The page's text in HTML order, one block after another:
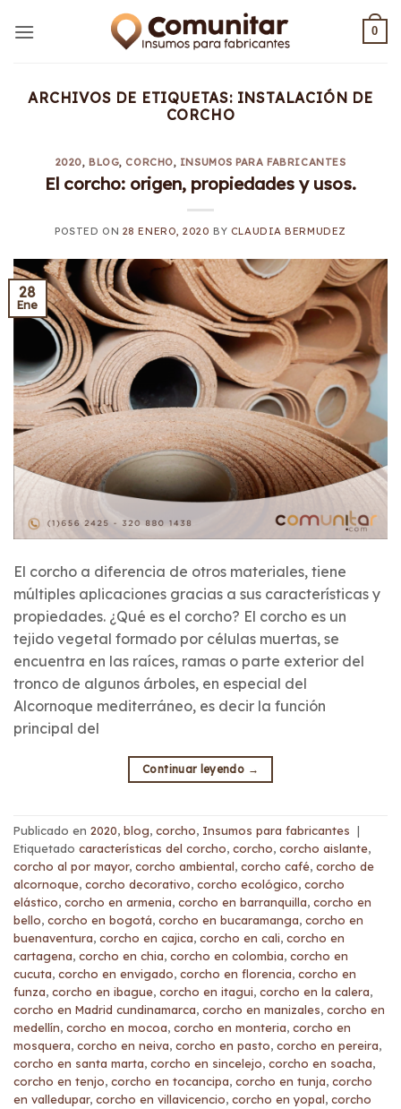
0
ARCHIVOS DE ETIQUETAS: INSTALACIÓN DE
CORCHO
2020, BLOG, CORCHO, INSUMOS PARA FABRICANTES
El corcho: origen, propiedades y usos.
POSTED ON 28 ENERO, 2020 BY CLAUDIA BERMUDEZ
28
Ene
El corcho a diferencia de otros materiales, tiene
múltiples aplicaciones gracias a sus características y
propiedades. ¿Qué es el corcho? El corcho es un
tejido vegetal formado por células muertas, se
encuentra en las raíces, ramas o parte exterior del
tronco de algunos árboles, en especial del
Alcornoque mediterráneo, es decir la función
principal del
Continuar leyendo →
Publicado en 2020, blog, corcho, Insumos para fabricantes |
Etiquetado características del corcho, corcho, corcho aislante,
corcho al por mayor, corcho ambiental, corcho café, corcho de
alcornoque, corcho decorativo, corcho ecológico, corcho
elástico, corcho en armenia, corcho en barranquilla, corcho en
bello, corcho en bogotá, corcho en bucaramanga, corcho en
buenaventura, corcho en cajica, corcho en cali, corcho en
cartagena, corcho en chia, corcho en colombia, corcho en
cucuta, corcho en envigado, corcho en florencia, corcho en
funza, corcho en ibague, corcho en itagui, corcho en la calera,
corcho en Madrid cundinamarca, corcho en manizales, corcho en
medellín, corcho en mocoa, corcho en monteria, corcho en
mosquera, corcho en neiva, corcho en pasto, corcho en pereira,
corcho en santa marta, corcho en sincelejo, corcho en soacha,
corcho en tenjo, corcho en tocancipa, corcho en tunja, corcho
en valledupar, corcho en villavicencio, corcho en yopal, corcho